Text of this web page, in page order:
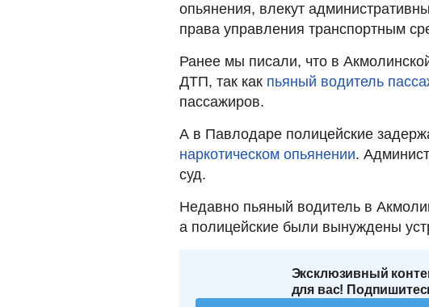
опьянения, влекут
права управления транспортным
Ранее мы писали, что в
ДТП, так как пьяный водитель
пассажиров.
А в Павлодаре полицейские
наркотическом опьянении.
суд.
Недавно пьяный водитель в
а полицейские были вынуждены
Эксклюзивный
для вас!